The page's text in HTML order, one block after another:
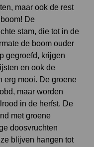
maar ook de rest
De
stam, die tot in de
de boom ouder
gegroefd, krijgen
en ook de
erg mooi. De groene
maar worden
in de herfst. De
met groene
doosvruchten
blijven hangen tot